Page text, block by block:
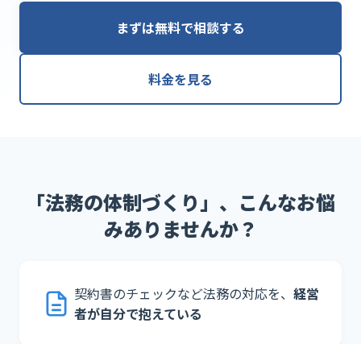
まずは無料で相談する
料金を見る
「法務の体制づくり」、こんなお悩
みありませんか？
契約書のチェックなど法務の対応を、 経営
者が自分で抱えている